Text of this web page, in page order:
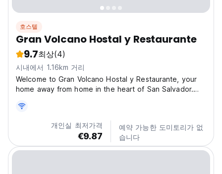
호스텔
Gran Volcano Hostal y Restaurante
9.7최상(4)
시내에서 1.16km 거리
Welcome to Gran Volcano Hostal y Restaurante, your
home away from home in the heart of San Salvador.
retreat that offers comfortable accommodation,
delicious food, and stunning views of the surrounding
landscape....개인실 최저가격
€9.87
예약 가능한 도미토리가 없
습니다